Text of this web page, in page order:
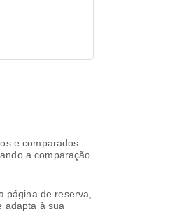
e comparados
a comparação
página de reserva,
adapta à sua